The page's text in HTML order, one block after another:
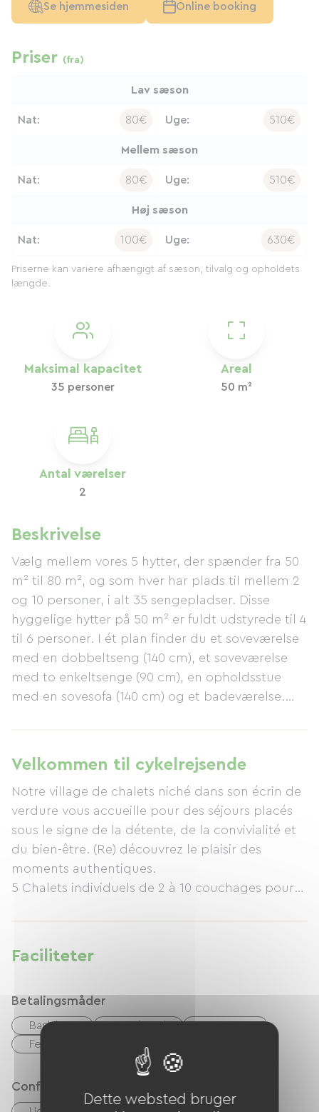
Maksimal kapacitet
35 personer
Areal
50 m²
Antal værelser
2
Beskrivelse
Vælg mellem vores 5 hytter, der spænder fra 50
m² til 80 m², og som hver har plads til mellem 2
og 10 personer, i alt 35 sengepladser. Disse
hyggelige hytter på 50 m² er fuldt udstyrede til 4
til 6 personer. I ét plan finder du et soveværelse
med en dobbeltseng (140 cm), et soveværelse
med to enkeltsenge (90 cm), en opholdsstue
med en sovesofa (140 cm) og et badeværelse.
6 personer. Nyd dine måltider udendørs og grill,
eller lav mad indendørs!
Velkommen til cykelrejsende
Notre village de chalets niché dans son écrin de
verdure vous accueille pour des séjours placés
sous le signe de la détente, de la convivialité et
du bien-être. (Re) découvrez le plaisir des
moments authentiques.
5 Chalets individuels de 2 à 10 couchages pour
BBQ sont autant d'équipement parmi bien
d'autres pour passer un agréable séjour
Faciliteter
Betalingsmåder
Bank kort
Feriekuponer (ANCV)
Confort
Se hjemmesiden Online booking
Priser (fra)
Lav sæson
Nat: 80€ Uge: 510€
Mellem sæson
Nat: 80€ Uge: 510€
Høj sæson
Nat: 100€ Uge: 630€
Priserne kan variere afhængigt af sæson, tilvalg og opholdets
længde.
Dette websted bruger